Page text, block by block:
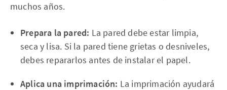
muchos años.
Prepara la pared: La pared debe estar limpia,
seca y lisa. Si la pared tiene grietas o desniveles,
debes repararlos antes de instalar el papel.
Aplica una imprimación: La imprimación ayudará